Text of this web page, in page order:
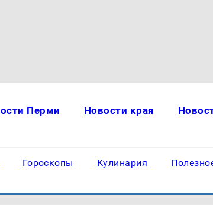
Перми Новости края
Гороскопы Кулинария